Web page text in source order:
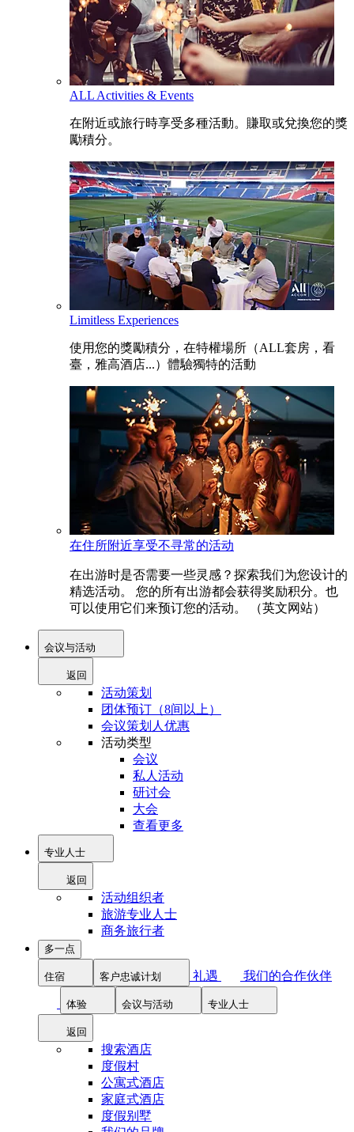
ALL Activities & Events
在附近或旅行時享受多種活動。賺取或兌換您的獎
勵積分。
Limitless Experiences
使用您的獎勵積分，在特權場所（ALL套房，看
臺，雅高酒店...）體驗獨特的活動
在住所附近享受不寻常的活动
在出游时是否需要一些灵感？探索我们为您设计的
精选活动。 您的所有出游都会获得奖励积分。也
可以使用它们来预订您的活动。 （英文网站）
会议与活动
返回
活动策划
团体预订（8间以上）
会议策划人优惠
活动类型
会议
私人活动
研讨会
大会
查看更多
专业人士
返回
活动组织者
旅游专业人士
商务旅行者
多一点
住宿 客户忠诚计划 礼遇 我们的合作伙伴
体验 会议与活动 专业人士
返回
搜索酒店
度假村
公寓式酒店
家庭式酒店
度假别墅